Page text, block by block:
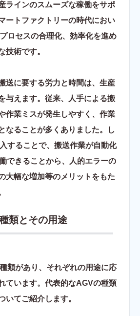
ラインのスムーズな稼働をサポ
ートファクトリーの時代におい
ロセスの合理化、効率化を進め
技術です。
送に要する労力と時間は、生産
与えます。従来、人手による搬
作業ミスが発生しやすく、作業
なることが多くありました。し
することで、搬送作業が自動化
できることから、人的エラーの
大幅な増加等のメリットをもた
類とその用途
類があり、それぞれの用途に応
ています。代表的なAGVの種類
いてご紹介します。